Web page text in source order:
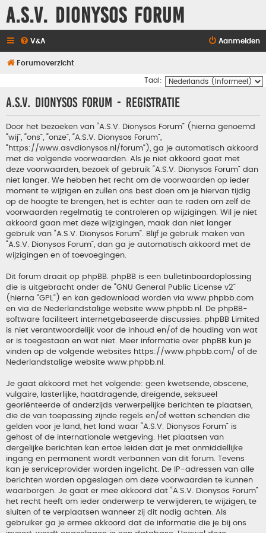
A.S.V. Dionysos Forum
V&A Aanmelden
Forumoverzicht
Taal:
A.S.V. Dionysos Forum - Registratie
Door het bezoeken van “A.S.V. Dionysos Forum” (hierna genoemd
“wij”, “ons”, “onze”, “A.S.V. Dionysos Forum”,
“https://www.asvdionysos.nl/forum”), ga je automatisch akkoord
met de volgende voorwaarden. Als je niet akkoord gaat met
deze voorwaarden, bezoek of gebruik “A.S.V. Dionysos Forum” dan
niet langer. We hebben het recht om de voorwaarden op ieder
moment te wijzigen en zullen ons best doen om je hiervan tijdig
op de hoogte te brengen, het is echter aan te raden om zelf de
voorwaarden regelmatig te controleren op wijzigingen. Wil je niet
akkoord gaan met deze wijzigingen, maak dan niet langer
gebruik van “A.S.V. Dionysos Forum”. Blijf je gebruik maken van
“A.S.V. Dionysos Forum”, dan ga je automatisch akkoord met de
wijzigingen en of toevoegingen.
Dit forum draait op phpBB. phpBB is een bulletinboardoplossing
die is uitgebracht onder de “GNU General Public License v2”
(hierna “GPL”) en kan gedownload worden via www.phpbb.com
en via de Nederlandstalige website www.phpbb.nl . De phpBB-
software faciliteert internetgebaseerde discussies. phpBB Limited
is niet verantwoordelijk voor de inhoud en/of de houding van wat
er is toegestaan en wat niet. Meer informatie over phpBB kun je
vinden op de volgende websites https://www.phpbb.com/ of de
Nederlandstalige website www.phpbb.nl
Je gaat akkoord met het volgende: geen kwetsende, obscene,
vulgaire, lasterlijke, haatdragende, dreigende, seksueel
georiënteerde of anderzijds verwerpelijke berichten te plaatsen,
die de van toepassing zijnde regels en/of wetten schenden die
gelden voor je land, het land waar “A.S.V. Dionysos Forum” is
gehost of de internationale wetgeving. Het plaatsen van
dergelijke berichten kan ertoe leiden dat je met onmiddellijke
ingang en permanent wordt verbannen van dit forum. Tevens
kan je serviceprovider worden ingelicht. De IP-adressen van alle
berichten worden opgeslagen om deze voorwaarden te kunnen
waarborgen. Je gaat er mee akkoord dat “A.S.V. Dionysos Forum”
het recht heeft om ieder onderwerp te verwijderen, te wijzigen, te
sluiten of te verplaatsen wanneer zij dit nodig achten. Als
gebruiker ga je ermee akkoord dat de informatie die je bij ons